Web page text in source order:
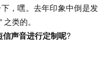
，嘿。去年印象中倒是发
类的。
声音进行定制呢?